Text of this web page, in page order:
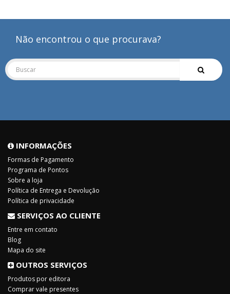
Não encontrou o que procurava?
INFORMAÇÕES
Formas de Pagamento
Programa de Pontos
Sobre a loja
Política de Entrega e Devolução
Política de privacidade
SERVIÇOS AO CLIENTE
Entre em contato
Blog
Mapa do site
OUTROS SERVIÇOS
Produtos por editora
Comprar vale presentes